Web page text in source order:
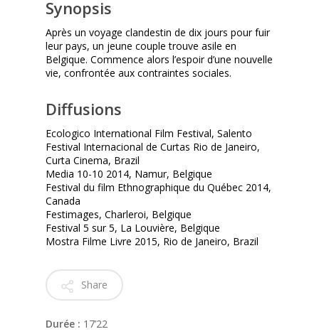
Synopsis
Après un voyage clandestin de dix jours pour fuir
leur pays, un jeune couple trouve asile en
Belgique. Commence alors l’espoir d’une nouvelle
vie, confrontée aux contraintes sociales.
Diffusions
Ecologico International Film Festival, Salento
Festival Internacional de Curtas Rio de Janeiro,
Curta Cinema, Brazil
Media 10-10 2014, Namur, Belgique
Festival du film Ethnographique du Québec 2014,
Canada
Festimages, Charleroi, Belgique
Festival 5 sur 5, La Louvière, Belgique
Mostra Filme Livre 2015, Rio de Janeiro, Brazil
Share
Durée : 17’22